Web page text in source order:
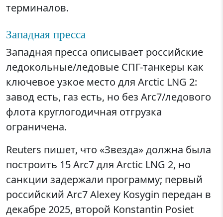
терминалов.
Западная пресса
Западная пресса описывает российские
ледокольные/ледовые СПГ-танкеры как
ключевое узкое место для Arctic LNG 2:
завод есть, газ есть, но без Arc7/ледового
флота круглогодичная отгрузка
ограничена.
Reuters пишет, что «Звезда» должна была
построить 15 Arc7 для Arctic LNG 2, но
санкции задержали программу; первый
российский Arc7 Alexey Kosygin передан в
декабре 2025, второй Konstantin Posiet